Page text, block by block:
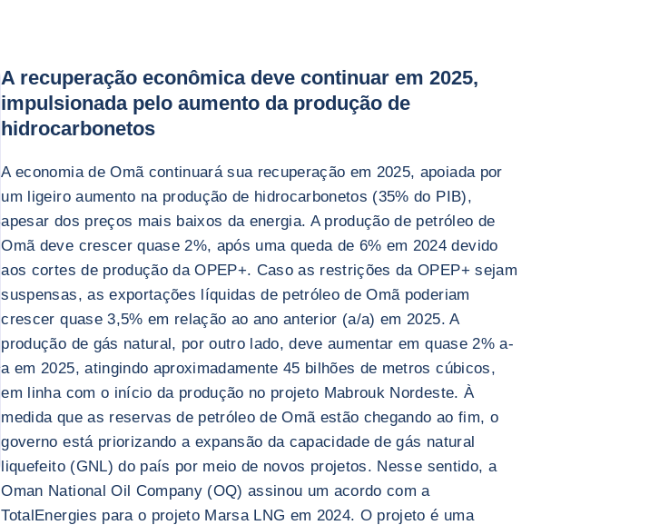
A recuperação econômica deve continuar em 2025,
impulsionada pelo aumento da produção de
hidrocarbonetos
A economia de Omã continuará sua recuperação em 2025, apoiada por
um ligeiro aumento na produção de hidrocarbonetos (35% do PIB),
apesar dos preços mais baixos da energia. A produção de petróleo de
Omã deve crescer quase 2%, após uma queda de 6% em 2024 devido
aos cortes de produção da OPEP+. Caso as restrições da OPEP+ sejam
suspensas, as exportações líquidas de petróleo de Omã poderiam
crescer quase 3,5% em relação ao ano anterior (a/a) em 2025. A
produção de gás natural, por outro lado, deve aumentar em quase 2% a-
a em 2025, atingindo aproximadamente 45 bilhões de metros cúbicos,
em linha com o início da produção no projeto Mabrouk Nordeste. À
medida que as reservas de petróleo de Omã estão chegando ao fim, o
governo está priorizando a expansão da capacidade de gás natural
liquefeito (GNL) do país por meio de novos projetos. Nesse sentido, a
Oman National Oil Company (OQ) assinou um acordo com a
TotalEnergies para o projeto Marsa LNG em 2024. O projeto é uma